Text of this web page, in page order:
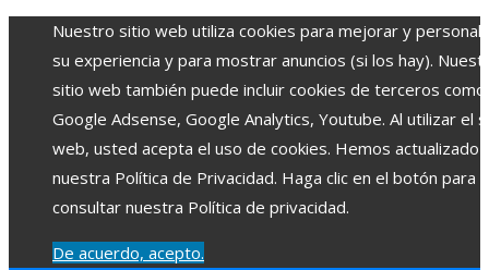
Nuestro sitio web utiliza cookies para mejorar y
su experiencia y para mostrar anuncios (si los hay).
sitio web también puede incluir cookies de terceros como
Google Adsense, Google Analytics, Youtube. Al utilizar el
web, usted acepta el uso de cookies. Hemos actualizado
nuestra Política de Privacidad. Haga clic en el botón para
consultar nuestra Política de privacidad.
De acuerdo, acepto.